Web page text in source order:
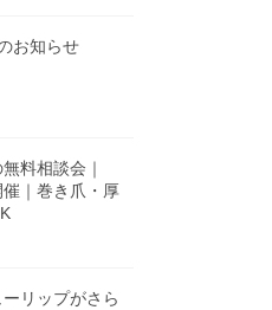
お知らせ
料相談会｜
｜巻き爪・厚
ーリップがさら